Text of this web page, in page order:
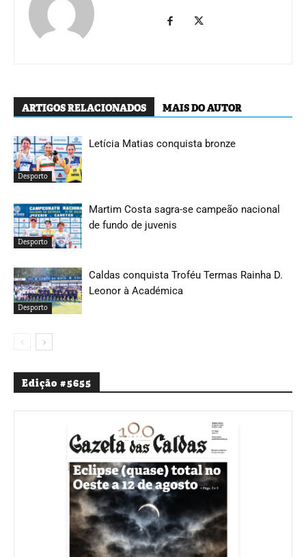
ARTIGOS RELACIONADOS MAIS DO AUTOR
Desporto
Letícia Matias conquista bronze
Desporto
Martim Costa sagra-se campeão nacional
de fundo de juvenis
Desporto
Caldas conquista Troféu Termas Rainha D.
Leonor à Académica
Edição #5655